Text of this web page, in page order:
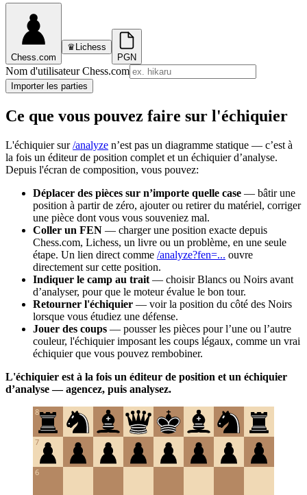
Chess.com
♛ Lichess
PGN
Nom d'utilisateur Chess.com
Importer les parties
Ce que vous pouvez faire sur l'échiquier
L'échiquier sur/analyze n’est pas un diagramme statique — c’est à
la fois un éditeur de position complet et un échiquier d’analyse.
Depuis l'écran de composition, vous pouvez:
Déplacer des pièces sur n’importe quelle case — bâtir une
position à partir de zéro, ajouter ou retirer du matériel, corriger
une pièce dont vous vous souveniez mal.
Coller un FEN — charger une position exacte depuis
Chess.com, Lichess, un livre ou un problème, en une seule
étape. Un lien direct comme /analyze?fen=... ouvre
directement sur cette position.
Indiquer le camp au trait — choisir Blancs ou Noirs avant
d’analyser, pour que le moteur évalue le bon tour.
Retourner l'échiquier — voir la position du côté des Noirs
lorsque vous étudiez une défense.
Jouer des coups — pousser les pièces pour l’une ou l’autre
couleur, l'échiquier imposant les coups légaux, comme un vrai
échiquier que vous pouvez rembobiner.
L'échiquier est à la fois un éditeur de position et un échiquier
d’analyse — agencez, puis analysez.
6
7
8